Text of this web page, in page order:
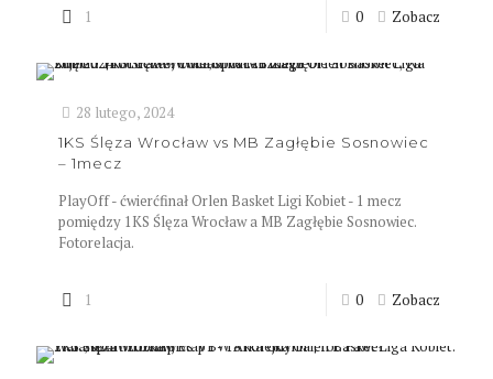
1 0 Zobacz
28 lutego, 2024
1KS Ślęza Wrocław vs MB Zagłębie Sosnowiec
– 1mecz
PlayOff - ćwierćfinał Orlen Basket Ligi Kobiet - 1 mecz
pomiędzy 1KS Ślęza Wrocław a MB Zagłębie Sosnowiec.
Fotorelacja.
1 0 Zobacz